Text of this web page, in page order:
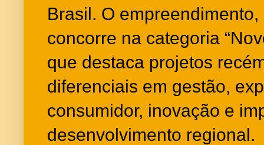
Brasil. O
concorre na categoria
que destaca projetos
diferenciais em gestão,
consumidor, inovação e
desenvolvimento regional.